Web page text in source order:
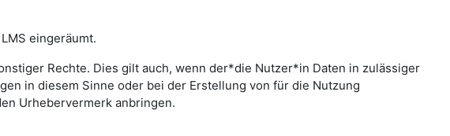
eingeräumt.
Rechte. Dies gilt auch, wenn der*die Nutzer*in Daten in zulässiger
in diesem Sinne oder bei der Erstellung von für die Nutzung
Urhebervermerk anbringen.